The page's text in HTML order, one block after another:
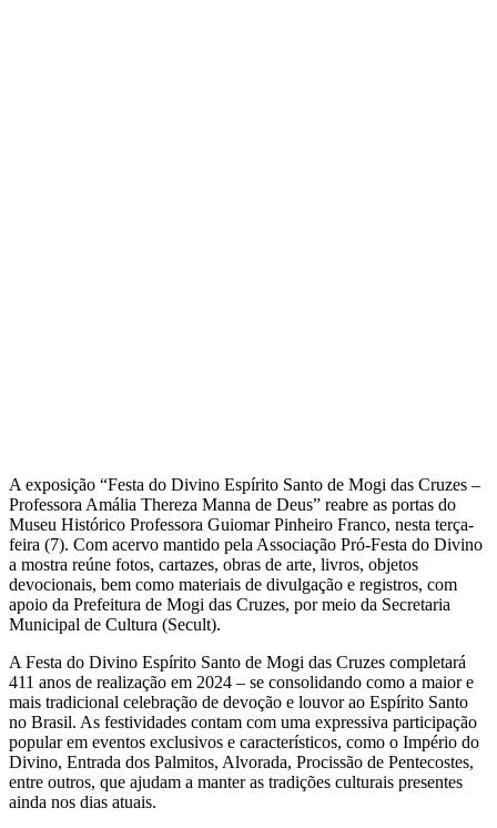
A exposição “Festa do Divino Espírito Santo de Mogi das Cruzes –
Professora Amália Thereza Manna de Deus” reabre as portas do
Museu Histórico Professora Guiomar Pinheiro Franco, nesta terça-
feira (7). Com acervo mantido pela Associação Pró-Festa do Divino
a mostra reúne fotos, cartazes, obras de arte, livros, objetos
devocionais, bem como materiais de divulgação e registros, com
apoio da Prefeitura de Mogi das Cruzes, por meio da Secretaria
Municipal de Cultura (Secult).
A Festa do Divino Espírito Santo de Mogi das Cruzes completará
411 anos de realização em 2024 – se consolidando como a maior e
mais tradicional celebração de devoção e louvor ao Espírito Santo
no Brasil. As festividades contam com uma expressiva participação
popular em eventos exclusivos e característicos, como o Império do
Divino, Entrada dos Palmitos, Alvorada, Procissão de Pentecostes,
entre outros, que ajudam a manter as tradições culturais presentes
ainda nos dias atuais.